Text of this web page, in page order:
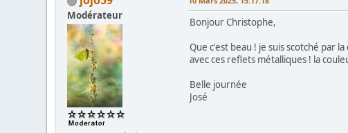
Modérateur
Bonjour Christophe,
Que c'est beau ! je suis scotché par
avec ces reflets métalliques ! la
Belle journée
José